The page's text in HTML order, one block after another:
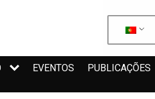
EVENTOS PUBLICAÇÕES